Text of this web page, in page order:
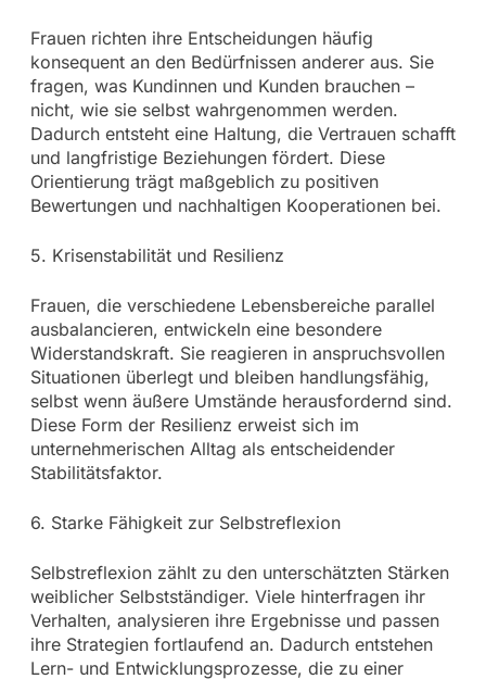
Frauen richten ihre Entscheidungen häufig
konsequent an den Bedürfnissen anderer aus. Sie
fragen, was Kundinnen und Kunden brauchen –
nicht, wie sie selbst wahrgenommen werden.
Dadurch entsteht eine Haltung, die Vertrauen schafft
und langfristige Beziehungen fördert. Diese
Orientierung trägt maßgeblich zu positiven
Bewertungen und nachhaltigen Kooperationen bei.
5. Krisenstabilität und Resilienz
Frauen, die verschiedene Lebensbereiche parallel
ausbalancieren, entwickeln eine besondere
Widerstandskraft. Sie reagieren in anspruchsvollen
Situationen überlegt und bleiben handlungsfähig,
selbst wenn äußere Umstände herausfordernd sind.
Diese Form der Resilienz erweist sich im
unternehmerischen Alltag als entscheidender
Stabilitätsfaktor.
6. Starke Fähigkeit zur Selbstreflexion
Selbstreflexion zählt zu den unterschätzten Stärken
weiblicher Selbstständiger. Viele hinterfragen ihr
Verhalten, analysieren ihre Ergebnisse und passen
ihre Strategien fortlaufend an. Dadurch entstehen
Lern- und Entwicklungsprozesse, die zu einer